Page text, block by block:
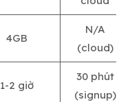
4GB
N/A
(cloud)
1-2 giờ
30 phút
(signup)